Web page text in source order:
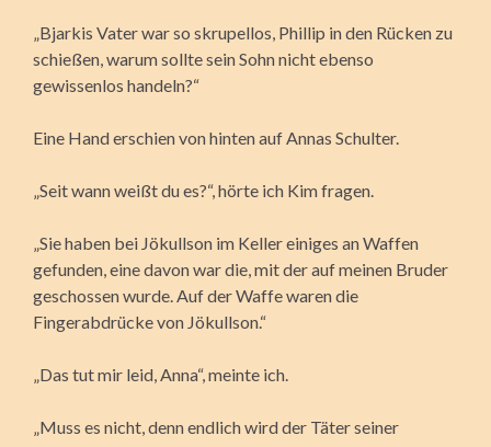
„Bjarkis Vater war so skrupellos, Phillip in den Rücken zu
schießen, warum sollte sein Sohn nicht ebenso
gewissenlos handeln?“
Eine Hand erschien von hinten auf Annas Schulter.
„Seit wann weißt du es?“, hörte ich Kim fragen.
„Sie haben bei Jökullson im Keller einiges an Waffen
gefunden, eine davon war die, mit der auf meinen Bruder
geschossen wurde. Auf der Waffe waren die
Fingerabdrücke von Jökullson.“
„Das tut mir leid, Anna“, meinte ich.
„Muss es nicht, denn endlich wird der Täter seiner